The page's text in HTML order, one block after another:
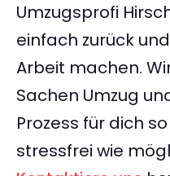
Umzugsprofi
einfach zurück
Arbeit machen.
Sachen Umzug
Prozess für dich
stressfrei wie